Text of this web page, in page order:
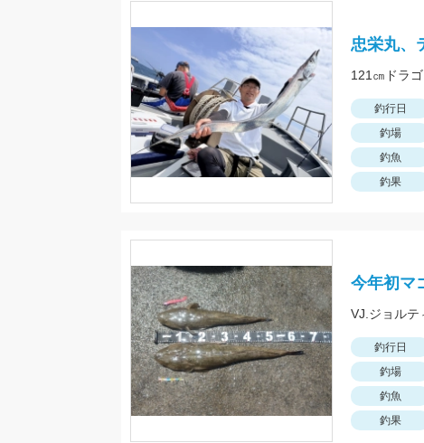
忠栄丸、
121㎝ドラ
釣行日
釣場
釣魚
釣果
今年初マ
VJ.ジョルテ
釣行日
釣場
釣魚
釣果